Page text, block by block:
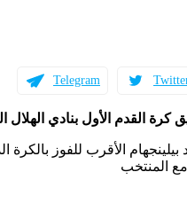
Telegram
كرة القدم الأول بنادي الهلال
الأقرب للفوز بالكرة
المنتخب